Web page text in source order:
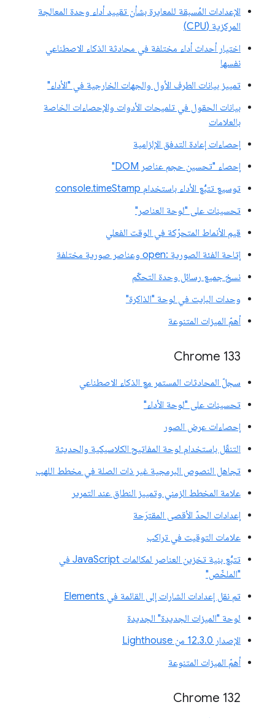
الإعدادات المُسبقة للمعايرة بشأن تقييد أداء وحدة المعالجة
المركزية (CPU)
اختيار أحداث أداء مختلفة في محادثة الذكاء الاصطناعي
نفسها
تمييز بيانات الطرف الأول والجهات الخارجية في "الأداء"
بيانات الحقول في تلميحات الأدوات والإحصاءات الخاصة
بالعلامات
إحصاءات إعادة التدفق الإلزامية
إحصاء "تحسين حجم عناصر DOM"
توسيع تتبُّع الأداء باستخدام console.timeStamp
تحسينات على "لوحة العناصر"
قيم الأنماط المتحرّكة في الوقت الفعلي
إتاحة الفئة الصورية :open وعناصر صورية مختلفة
نسخ جميع رسائل وحدة التحكّم
وحدات البايت في لوحة "الذاكرة"
أهمّ الميزات المتنوعة
‫Chrome 133
سجلّ المحادثات المستمر مع الذكاء الاصطناعي
تحسينات على "لوحة الأداء"
إحصاءات عرض الصور
التنقّل باستخدام لوحة المفاتيح الكلاسيكية والحديثة
تجاهل النصوص البرمجية غير ذات الصلة في مخطط اللهب
علامة المخطط الزمني وتمييز النطاق عند التمرير
إعدادات الحدّ الأقصى المقترَحة
علامات التوقيت في تراكب
تتبُّع بنية تخزين العناصر لمكالمات JavaScript في
"الملخّص"
تم نقل إعدادات الشارات إلى القائمة في Elements
لوحة "الميزات الجديدة" الجديدة
الإصدار 12.3.0 من Lighthouse
أهمّ الميزات المتنوعة
Chrome 132